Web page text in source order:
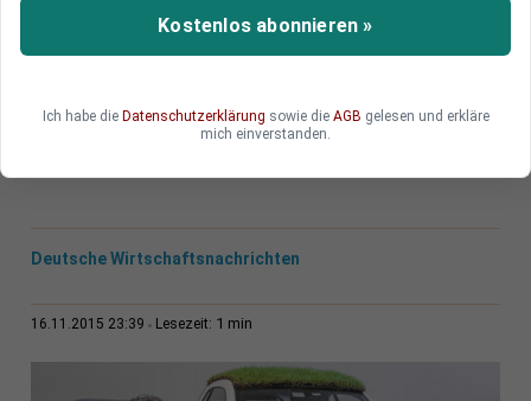
Die Daimler-Tochter Moovel testet eine Auto-
bindet. Künftig könnten tausende Autos der
Deutsche Wirtschaftsnachrichten
16.11.2015 23:39 Lesezeit: 1 min
Kostenlos abonnieren »
Ich habe die Datenschutzerklärung sowie die AGB gelesen und erkläre
mich einverstanden.